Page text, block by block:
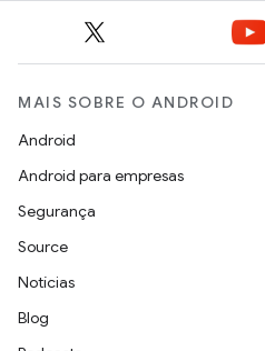
MAIS SOBRE O ANDROID
Android
Android para empresas
Segurança
Source
Notícias
Blog